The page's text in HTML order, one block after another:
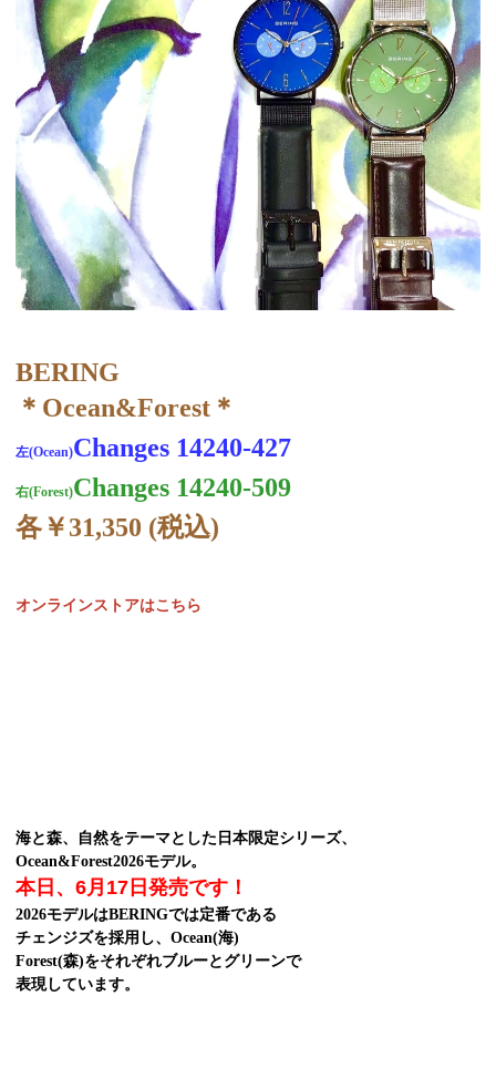
BERING
＊Ocean&Forest＊
左(Ocean)Changes 14240-427
右(Forest)Changes 14240-509
各￥31,350 (税込)
オンラインストアはこちら
海と森、自然をテーマとした日本限定シリーズ、
Ocean&Forest2026モデル。
本日、6月17日発売です！
2026モデルはBERINGでは定番である
チェンジズを採用し、Ocean(海)
Forest(森)をそれぞれブルーとグリーンで
表現しています。